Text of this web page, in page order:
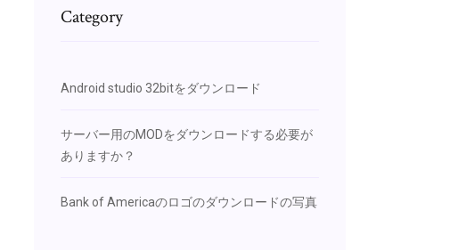
Category
Android studio 32bitをダウンロード
サーバー用のMODをダウンロードする必要が
ありますか？
Bank of Americaのロゴのダウンロードの写真